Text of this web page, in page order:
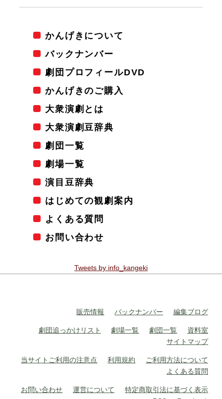
かんげきについて
バックナンバー
劇団プロフィールDVD
かんげきのご購入
大衆演劇とは
大衆演劇豆辞典
劇団一覧
劇場一覧
演目豆辞典
はじめての観劇案内
よくある質問
お問い合わせ
Tweets by info_kangeki
販売情報 バックナンバー 編集ブログ
劇団追っかけリスト 劇場一覧 劇団一覧
資料室
サイトマップ
当サイトご利用の注意点 利用規約
ご利用方法について
よくある質問
お問い合わせ 運営について
特定商取引法に基づく表示